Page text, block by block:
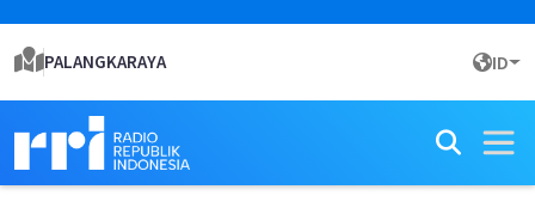
PALANGKARAYA ID